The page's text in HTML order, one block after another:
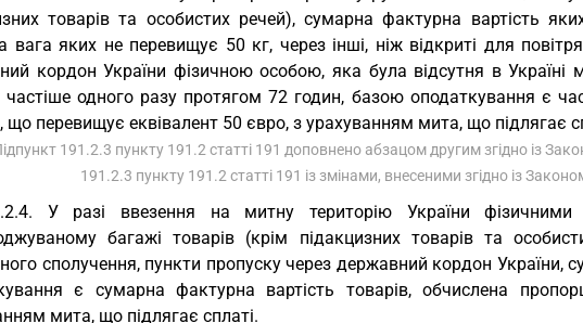
товарів та особистих речей), сумарна фактурна вартість
вага яких не перевищує 50 кг, через інші, ніж відкриті для
кордон України фізичною особою, яка була відсутня в
частіше одного разу протягом 72 годин, базою оподаткування є
що перевищує еквівалент 50 євро, з урахуванням мита, що підлягає
191.2.3 пункту 191.2 статті 191 доповнено абзацом другим згідно із
191.2.3 пункту 191.2 статті 191 із змінами, внесеними згідно із
У разі ввезення на митну територію України
багажі товарів (крім підакцизних товарів та
сполучення, пункти пропуску через державний кордон
є сумарна фактурна вартість товарів, обчислена
мита, що підлягає сплаті.